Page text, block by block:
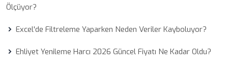
Ölçüyor?
Excel'de Filtreleme Yaparken Neden Veriler Kayboluyor?
Ehliyet Yenileme Harcı 2026 Güncel Fiyatı Ne Kadar Oldu?